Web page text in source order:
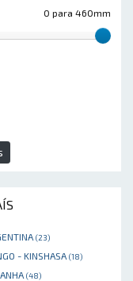
0 para 460mm
(23)
- KINSHASA (18)
(48)